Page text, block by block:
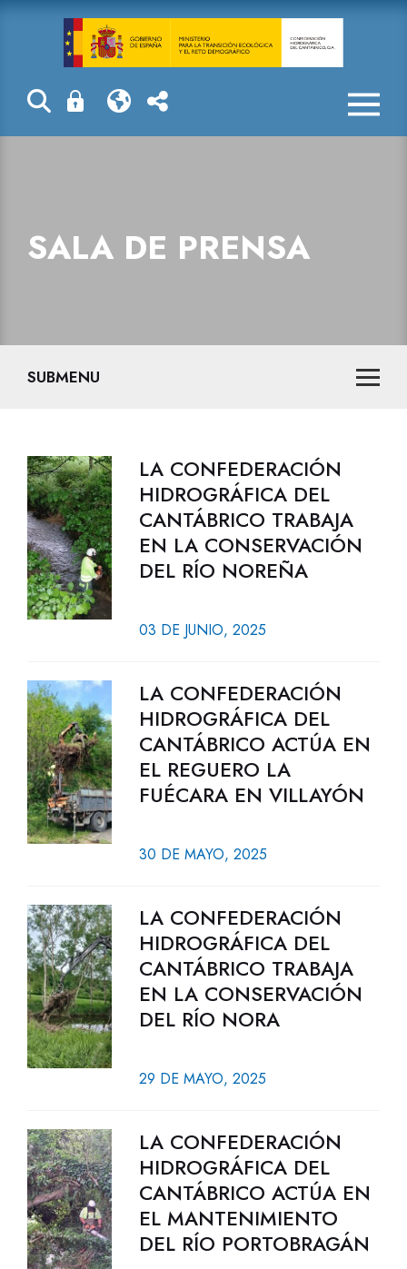
Sala de prensa
SALA DE PRENSA
SUBMENU
LA CONFEDERACIÓN
HIDROGRÁFICA DEL
CANTÁBRICO TRABAJA
EN LA CONSERVACIÓN
DEL RÍO NOREÑA
03 DE JUNIO, 2025
LA CONFEDERACIÓN
HIDROGRÁFICA DEL
CANTÁBRICO ACTÚA EN
EL REGUERO LA
FUÉCARA EN VILLAYÓN
30 DE MAYO, 2025
LA CONFEDERACIÓN
HIDROGRÁFICA DEL
CANTÁBRICO TRABAJA
EN LA CONSERVACIÓN
DEL RÍO NORA
29 DE MAYO, 2025
LA CONFEDERACIÓN
HIDROGRÁFICA DEL
CANTÁBRICO ACTÚA EN
EL MANTENIMIENTO
DEL RÍO PORTOBRAGÁN